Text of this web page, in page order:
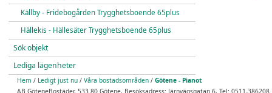
Källby - Fridebogården Trygghetsboende 65plus
Hällekis - Hällesäter Trygghetsboende 65plus
Sök objekt
Lediga lägenheter
Hem / Ledigt just nu / Våra bostadsområden / Götene - Pianot
AB GöteneBostäder, 533 80 Götene, Besöksadress: Järnvägsgatan 6, Tel: 0511-386208